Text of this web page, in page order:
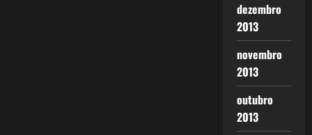
dezembro
2013
novembro
2013
outubro
2013